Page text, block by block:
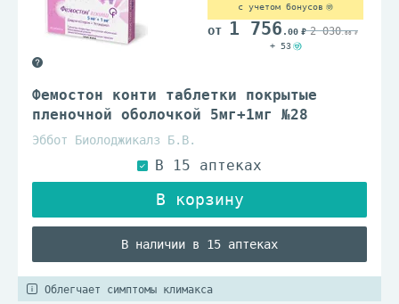
Фемостон конти таблетки покрытые
пленочной оболочкой 5мг+1мг №28
Эббот Биолоджикалз Б.В.
В наличии в 15 аптеках
с учетом бонусов
1 756 .00 2 030.00
+ 53
Облегчает симптомы климакса